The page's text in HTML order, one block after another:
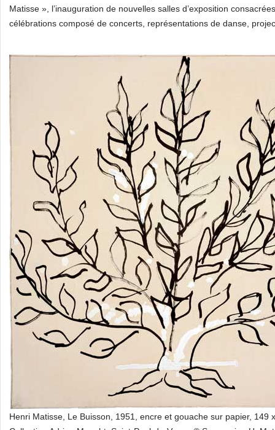
Matisse », l’inauguration de nouvelles salles d’exposition
célébrations composé de concerts, représentations de danse,
Henri Matisse, Le Buisson, 1951, encre et gouache sur papier, 149